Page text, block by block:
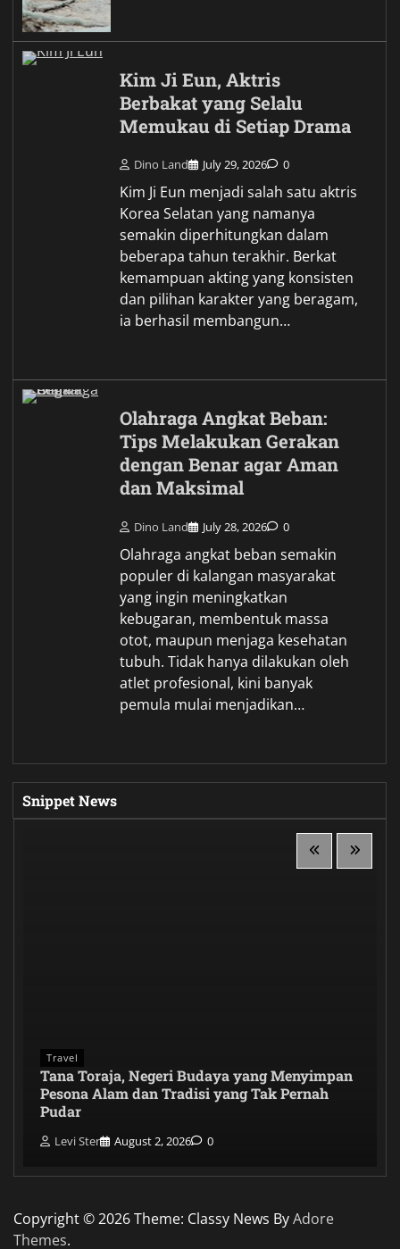
Kim Ji Eun, Aktris
Berbakat yang Selalu
Memukau di Setiap Drama
Dino Land July 29, 2026 0
Kim Ji Eun menjadi salah satu aktris
Korea Selatan yang namanya
semakin diperhitungkan dalam
beberapa tahun terakhir. Berkat
kemampuan akting yang konsisten
dan pilihan karakter yang beragam,
ia berhasil membangun…
Olahraga Angkat Beban:
Tips Melakukan Gerakan
dengan Benar agar Aman
dan Maksimal
Dino Land July 28, 2026 0
Olahraga angkat beban semakin
populer di kalangan masyarakat
yang ingin meningkatkan
kebugaran, membentuk massa
otot, maupun menjaga kesehatan
tubuh. Tidak hanya dilakukan oleh
atlet profesional, kini banyak
pemula mulai menjadikan…
Snippet News
Travel
Tana Toraja, Negeri Budaya yang Menyimpan
Pesona Alam dan Tradisi yang Tak Pernah
Pudar
Levi Ster August 2, 2026 0
Copyright © 2026Theme: Classy News ByAdore
Themes.